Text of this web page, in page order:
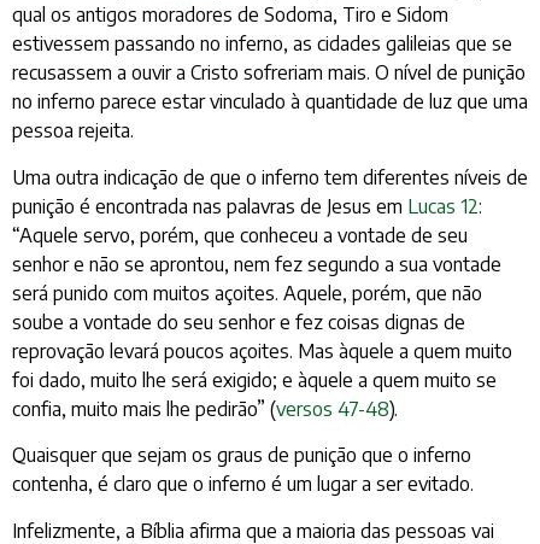
qual os antigos moradores de Sodoma, Tiro e Sidom
estivessem passando no inferno, as cidades galileias que se
recusassem a ouvir a Cristo sofreriam mais. O nível de punição
no inferno parece estar vinculado à quantidade de luz que uma
pessoa rejeita.
Uma outra indicação de que o inferno tem diferentes níveis de
punição é encontrada nas palavras de Jesus em Lucas 12:
“Aquele servo, porém, que conheceu a vontade de seu
senhor e não se aprontou, nem fez segundo a sua vontade
será punido com muitos açoites. Aquele, porém, que não
soube a vontade do seu senhor e fez coisas dignas de
reprovação levará poucos açoites. Mas àquele a quem muito
foi dado, muito lhe será exigido; e àquele a quem muito se
confia, muito mais lhe pedirão” (versos 47-48).
Quaisquer que sejam os graus de punição que o inferno
contenha, é claro que o inferno é um lugar a ser evitado.
Infelizmente, a Bíblia afirma que a maioria das pessoas vai